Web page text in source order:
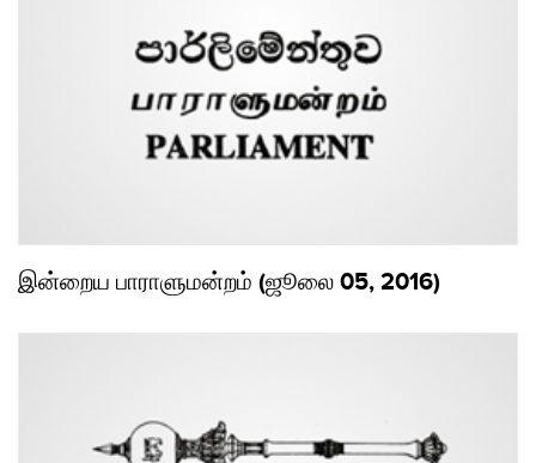
இன்றைய பாராளுமன்றம் (ஜூலை 05, 2016)